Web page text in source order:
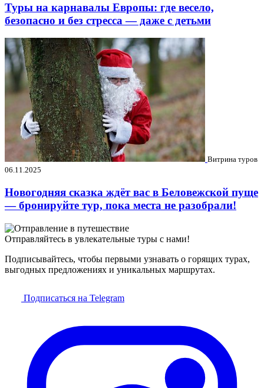
Туры на карнавалы Европы: где весело,
безопасно и без стресса — даже с детьми
Витрина туров
06.11.2025
Новогодняя сказка ждёт вас в Беловежской пуще
— бронируйте тур, пока места не разобрали!
Отправляйтесь в увлекательные туры с нами!
Подписывайтесь, чтобы первыми узнавать о горящих турах,
выгодных предложениях и уникальных маршрутах.
Подписаться на Telegram